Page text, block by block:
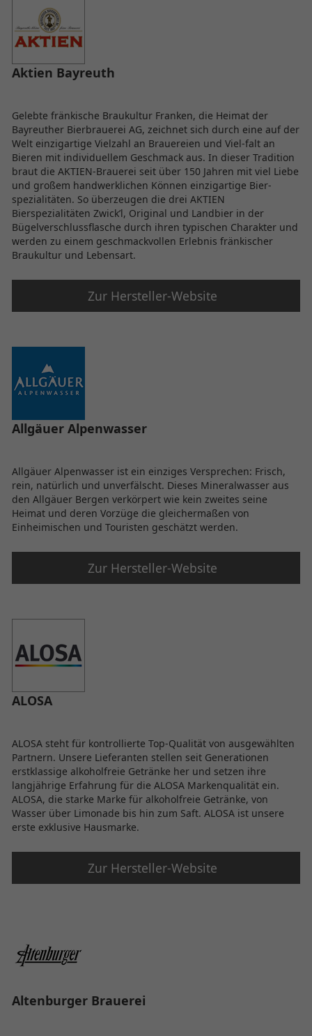
Aktien Bayreuth
Gelebte fränkische Braukultur Franken, die Heimat der
Bayreuther Bierbrauerei AG, zeichnet sich durch eine auf der
Welt einzigartige Vielzahl an Brauereien und Viel-falt an
Bieren mit individuellem Geschmack aus. In dieser Tradition
braut die AKTIEN-Brauerei seit über 150 Jahren mit viel Liebe
und großem handwerklichen Können einzigartige Bier-
spezialitäten. So überzeugen die drei AKTIEN
Bierspezialitäten Zwick’l, Original und Landbier in der
Bügelverschlussflasche durch ihren typischen Charakter und
werden zu einem geschmackvollen Erlebnis fränkischer
Braukultur und Lebensart.
Zur Hersteller-Website
Allgäuer Alpenwasser
Allgäuer Alpenwasser ist ein einziges Versprechen: Frisch,
rein, natürlich und unverfälscht. Dieses Mineralwasser aus
den Allgäuer Bergen verkörpert wie kein zweites seine
Heimat und deren Vorzüge die gleichermaßen von
Einheimischen und Touristen geschätzt werden.
Zur Hersteller-Website
ALOSA
ALOSA steht für kontrollierte Top-Qualität von ausgewählten
Partnern. Unsere Lieferanten stellen seit Generationen
erstklassige alkoholfreie Getränke her und setzen ihre
langjährige Erfahrung für die ALOSA Markenqualität ein.
ALOSA, die starke Marke für alkoholfreie Getränke, von
Wasser über Limonade bis hin zum Saft. ALOSA ist unsere
erste exklusive Hausmarke.
Zur Hersteller-Website
Altenburger Brauerei